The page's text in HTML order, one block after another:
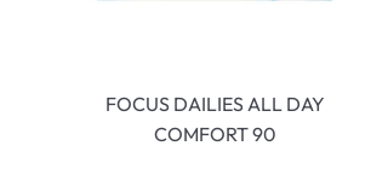
FOCUS DAILIES ALL DAY
COMFORT 90